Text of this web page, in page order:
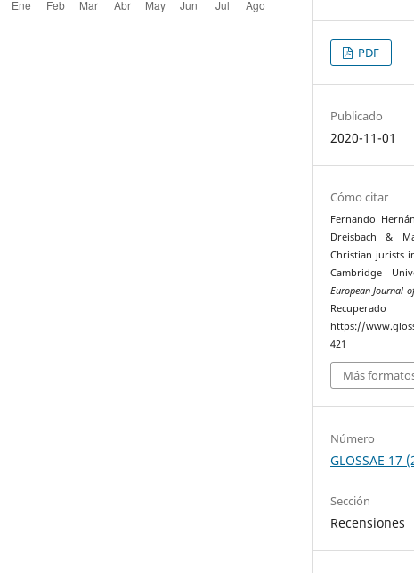
PDF
Publicado
2020-11-01
Cómo citar
Fernando
Dreisbach &
Christian jurists
Cambridge
European Journal
https://
421
Más
Número
GLOSSAE 17
Sección
Recensiones